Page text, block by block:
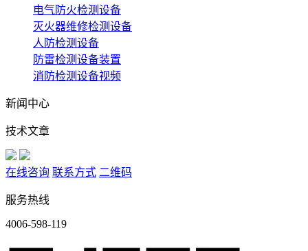
电气防火检测设备
灭火器维修检测设备
人防检测设备
防雷检测设备装置
消防检测设备视频
新闻中心
技术文章
在线咨询 联系方式 二维码
服务热线
4006-598-119